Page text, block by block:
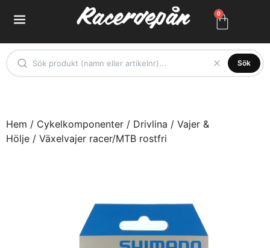
0
Sök
Hem / Cykelkomponenter / Drivlina / Vajer &
Hölje / Växelvajer racer/MTB rostfri